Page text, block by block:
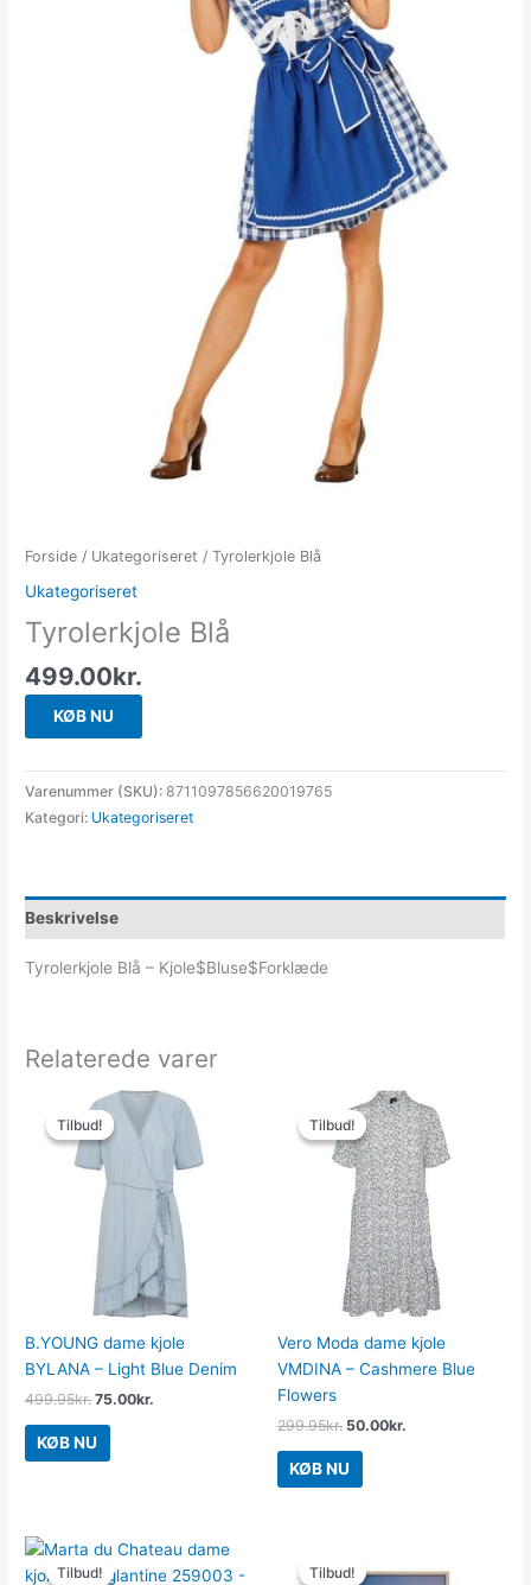
Forside / Ukategoriseret / Tyrolerkjole Blå
Ukategoriseret
Tyrolerkjole Blå
499.00kr.
KØB NU
Varenummer (SKU):8711097856620019765
Kategori: Ukategoriseret
Beskrivelse
Tyrolerkjole Blå – Kjole$Bluse$Forklæde
Relaterede varer
Tilbud!
Tilbud!
B.YOUNG dame kjole
BYLANA – Light Blue Denim
499.95kr.
Den
oprindelige
pris
var:
499.95kr..
75.00kr.
Den
aktuelle
75.00kr..
KØB NU
Tilbud!
Tilbud!
Vero Moda dame kjole
VMDINA – Cashmere Blue
Flowers
299.95kr.
Den
oprindelige
pris
var:
299.95kr..
50.00kr.
Den
aktuelle
pris
er:
50.00kr..
KØB NU
Tilbud!
Tilbud!
Den
Den
Tilbud!
Tilbud!